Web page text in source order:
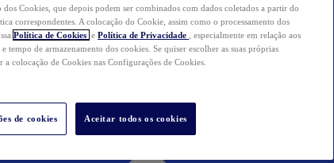
dos Cookies, que depois podem ser combinados com dados coletados a partir do
correspondentes. A colocação do Cookie, assim como o processamento dos
Política de Cookies e Política de Privacidade
, especialmente em relação aos
tempo de armazenamento dos cookies. Se quiser escolher as suas próprias
a colocação de Cookies nas Configurações de Cookies.
de cookies Aceitar todos os cookies